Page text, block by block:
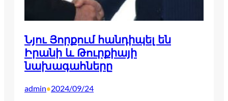
Նյու Յորքում հանդիպել են
Իրանի և Թուրքիայի
նախագահները
admin•2024/09/24